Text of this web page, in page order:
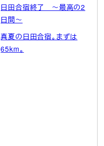
日田合宿終了 ～最高の2
日間～
真夏の日田合宿。まずは
65km。